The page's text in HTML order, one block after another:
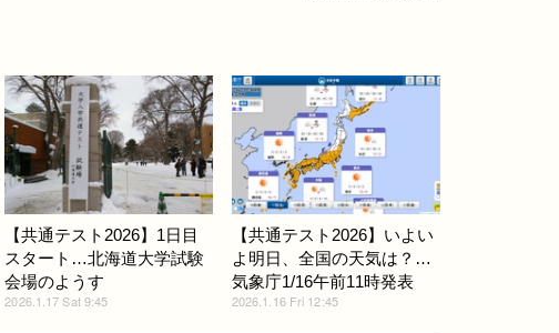
【共通テスト2026】1日目
スタート…北海道大学試験
会場のようす
2026.1.17 Sat 9:45
【共通テスト2026】いよい
よ明日、全国の天気は？…
気象庁1/16午前11時発表
2026.1.16 Fri 12:45